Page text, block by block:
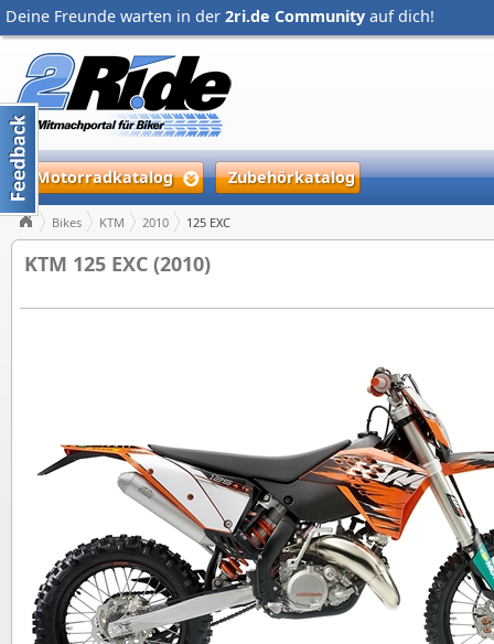
Deine Freunde warten in der 2ri.de Community auf dich!
Motorradkatalog Zubehörkatalog
Bikes KTM 2010 125 EXC
KTM 125 EXC (2010)